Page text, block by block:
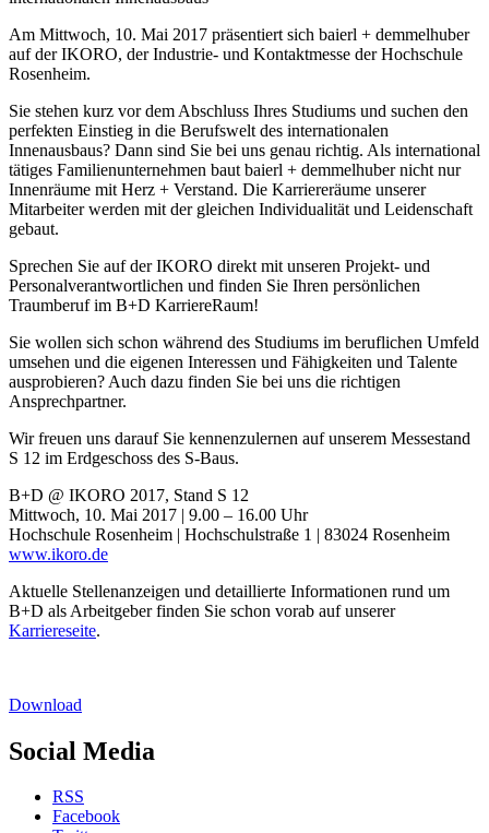
Am Mittwoch, 10. Mai 2017 präsentiert sich baierl + demmelhuber
auf der IKORO, der Industrie- und Kontaktmesse der Hochschule
Rosenheim.
Sie stehen kurz vor dem Abschluss Ihres Studiums und suchen den
perfekten Einstieg in die Berufswelt des internationalen
Innenausbaus? Dann sind Sie bei uns genau richtig. Als international
tätiges Familienunternehmen baut baierl + demmelhuber nicht nur
Innenräume mit Herz + Verstand. Die Karriereräume unserer
Mitarbeiter werden mit der gleichen Individualität und Leidenschaft
gebaut.
Sprechen Sie auf der IKORO direkt mit unseren Projekt- und
Personalverantwortlichen und finden Sie Ihren persönlichen
Traumberuf im B+D KarriereRaum!
Sie wollen sich schon während des Studiums im beruflichen Umfeld
umsehen und die eigenen Interessen und Fähigkeiten und Talente
ausprobieren? Auch dazu finden Sie bei uns die richtigen
Ansprechpartner.
Wir freuen uns darauf Sie kennenzulernen auf unserem Messestand
S 12 im Erdgeschoss des S-Baus.
B+D @ IKORO 2017, Stand S 12
Mittwoch, 10. Mai 2017 | 9.00 – 16.00 Uhr
Hochschule Rosenheim | Hochschulstraße 1 | 83024 Rosenheim
www.ikoro.de
Aktuelle Stellenanzeigen und detaillierte Informationen rund um
B+D als Arbeitgeber finden Sie schon vorab auf unserer
Karriereseite.
Download
Social Media
RSS
Facebook